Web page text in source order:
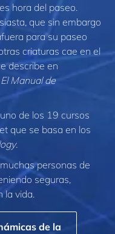
hora del paseo.
que sin embargo
para su paseo
criaturas cae en el
describe en
El Manual de
de los 19 cursos
que se basa en los
.
personas de
seguras,
vida.
de la